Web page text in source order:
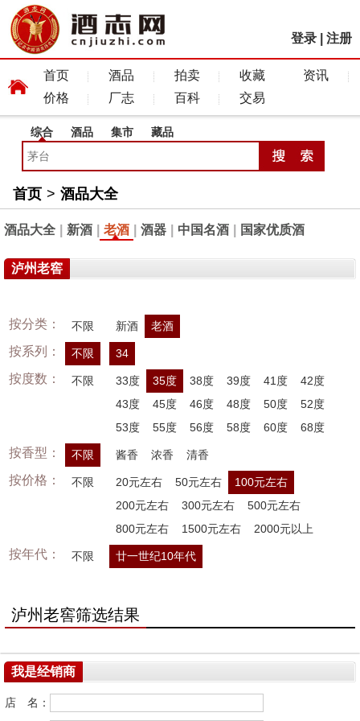
登录 注册
首页 酒品 拍卖 收藏
资讯
价格
厂志 百科 交易
综合 酒品 集市 藏品
首页 > 酒品大全
酒品大全 新酒 老酒 酒器 中国名酒 国家优质酒
泸州老窖
按分类： 不限 新酒 老酒
按系列： 不限 34
按度数： 不限 33度 35度 38度 39度 41度
42度
43度
45度 46度 48度 50度
52度
53度
55度 56度 58度 60度 68度
按香型： 不限 酱香 浓香 清香
按价格： 不限 20元左右 50元左右
100元左右
200元左右
300元左右
500元左右
800元左右
1500元左右 2000元以上
按年代： 不限 廿一世纪10年代
泸州老窖筛选结果
我是经销商
店 名：